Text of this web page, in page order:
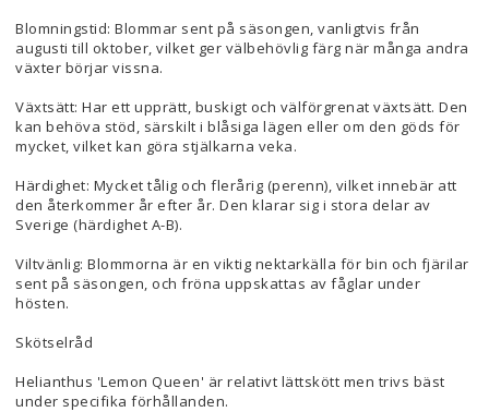
Blomningstid: Blommar sent på säsongen, vanligtvis från
augusti till oktober, vilket ger välbehövlig färg när många andra
växter börjar vissna.
Växtsätt: Har ett upprätt, buskigt och välförgrenat växtsätt. Den
kan behöva stöd, särskilt i blåsiga lägen eller om den göds för
mycket, vilket kan göra stjälkarna veka.
Härdighet: Mycket tålig och flerårig (perenn), vilket innebär att
den återkommer år efter år. Den klarar sig i stora delar av
Sverige (härdighet A-B).
Viltvänlig: Blommorna är en viktig nektarkälla för bin och fjärilar
sent på säsongen, och fröna uppskattas av fåglar under
hösten.
Skötselråd
Helianthus 'Lemon Queen' är relativt lättskött men trivs bäst
under specifika förhållanden.